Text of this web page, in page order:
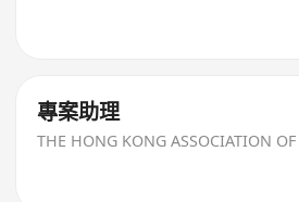
專案助理